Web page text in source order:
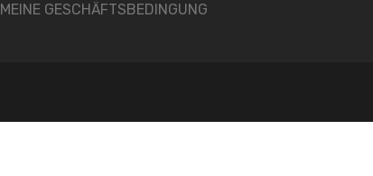
GESCHÄFTSBEDINGUNG